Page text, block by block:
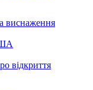
виснаження
відкриття